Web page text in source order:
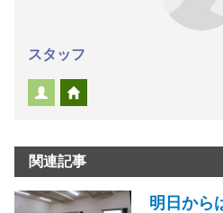
スタッフ
関連記事
明日から